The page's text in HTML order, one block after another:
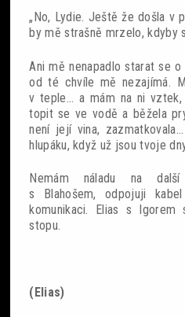
„No, Lydie. Ještě že došla v
by mě strašně mrzelo, kdyby
Ani mě nenapadlo starat se
od té chvíle mě nezajímá.
v teple... a mám na ni
topit se ve vodě a běžela
není její vina,
hlupáku, když už jsou tvoje
Nemám náladu na další
s Blahošem, odpojuji
komunikaci. Elias s
stopu.
(Elias)